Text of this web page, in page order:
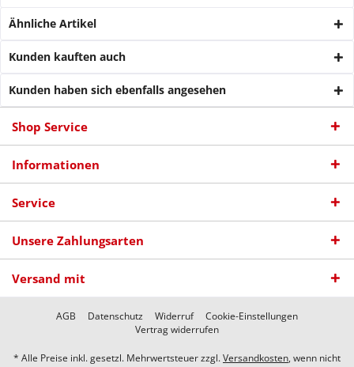
Ähnliche Artikel
Kunden kauften auch
Kunden haben sich ebenfalls angesehen
Shop Service
Informationen
Service
Unsere Zahlungsarten
Versand mit
AGB Datenschutz Widerruf
Cookie-Einstellungen
Vertrag widerrufen
* Alle Preise inkl. gesetzl. Mehrwertsteuer zzgl.Versandkosten, wenn nicht